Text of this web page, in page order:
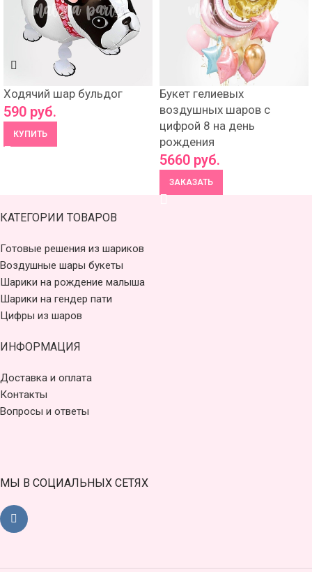
Ходячий шар бульдог
590 руб.
КУПИТЬ
Букет гелиевых
воздушных шаров с
цифрой 8 на день
рождения
5660 руб.
ЗАКАЗАТЬ
КАТЕГОРИИ ТОВАРОВ
Готовые решения из шариков
Воздушные шары букеты
Шарики на рождение малыша
Шарики на гендер пати
Цифры из шаров
ИНФОРМАЦИЯ
Доставка и оплата
Контакты
Вопросы и ответы
МЫ В СОЦИАЛЬНЫХ СЕТЯХ